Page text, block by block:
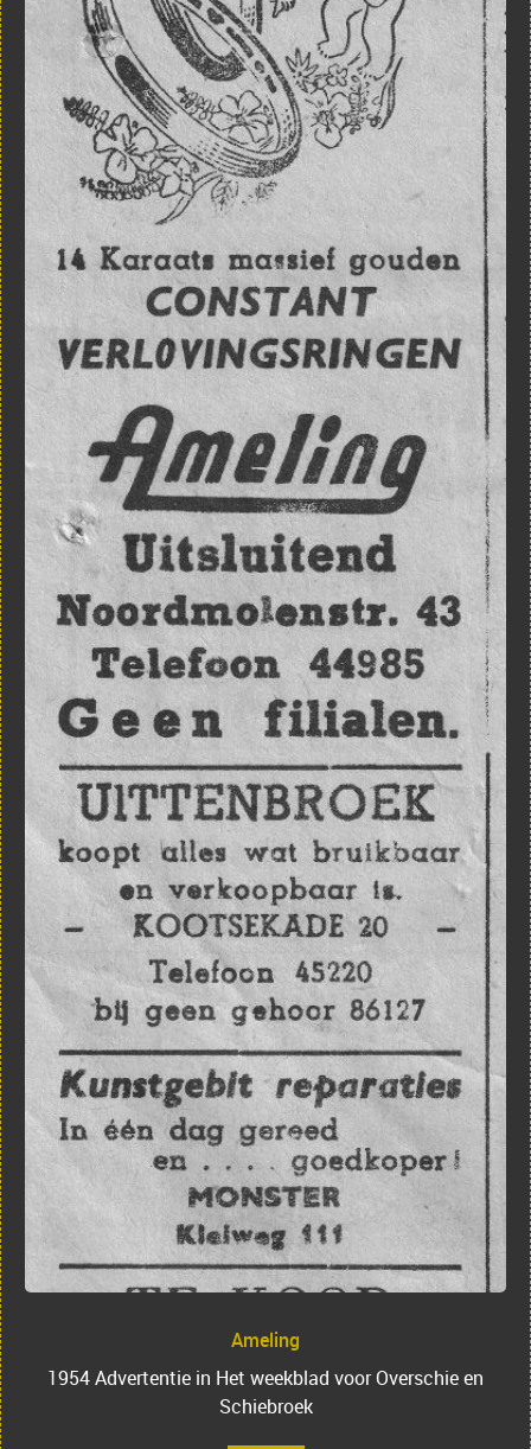
Ameling
1954 Advertentie in Het weekblad voor Overschie en
Schiebroek